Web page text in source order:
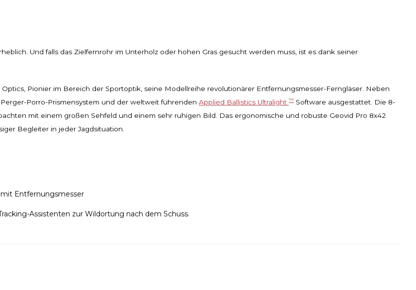
Und falls das Zielfernrohr im Unterholz oder hohen Gras gesucht werden muss, ist es dank seiner
Pionier im Bereich der Sportoptik, seine Modellreihe revolutionärer Entfernungsmesser-Ferngläser. Neben
Porro-Prismensystem und der weltweit führenden Applied Ballistics Ultralight ™ Software ausgestattet. Die 8-
mit einem großen Sehfeld und einem sehr ruhigen Bild. Das ergonomische und robuste Geovid Pro 8x42
Begleiter in jeder Jagdsituation.
Entfernungsmesser
Assistenten zur Wildortung nach dem Schuss.